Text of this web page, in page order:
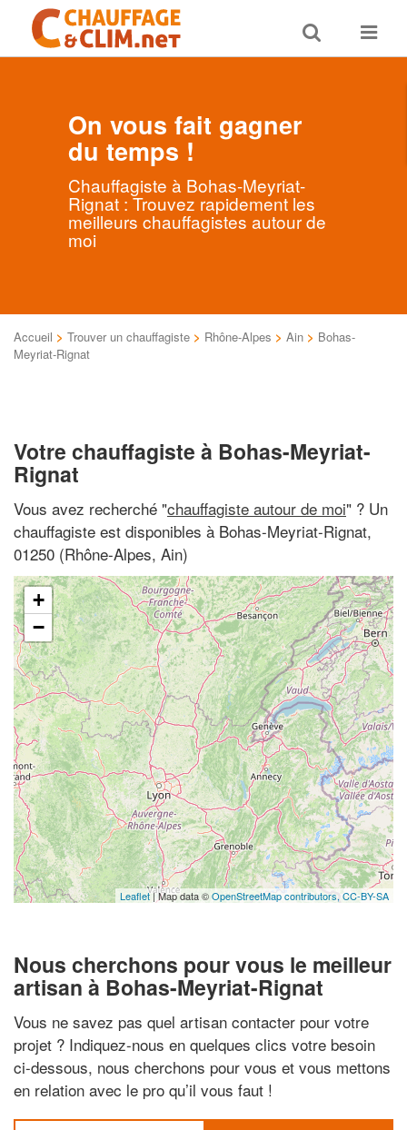
Toggle
search
Toggle
On vous fait gagner
du temps !
Chauffagiste à Bohas-Meyriat-
Rignat : Trouvez rapidement les
meilleurs chauffagistes autour de
moi
Accueil > Trouver un chauffagiste > Rhône-Alpes > Ain > Bohas-
Meyriat-Rignat
Votre chauffagiste à Bohas-Meyriat-
Rignat
Vous avez recherché "chauffagiste autour de moi" ? Un
chauffagiste est disponibles à Bohas-Meyriat-Rignat,
01250 (Rhône-Alpes, Ain)
+
−
Leaflet| Map data ©OpenStreetMap contributors, CC-BY-SA
Nous cherchons pour vous le meilleur
artisan à Bohas-Meyriat-Rignat
Vous ne savez pas quel artisan contacter pour votre
projet ? Indiquez-nous en quelques clics votre besoin
ci-dessous, nous cherchons pour vous et vous mettons
en relation avec le pro qu’il vous faut !